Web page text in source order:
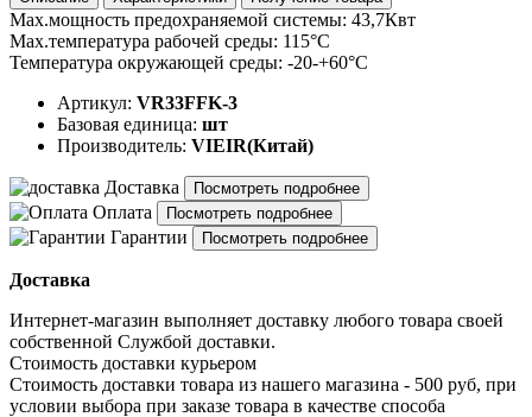
Мах.мощность предохраняемой системы: 43,7Квт
Мах.температура рабочей среды: 115°C
Температура окружающей среды: -20-+60°С
Артикул: VR33FFK-3
Базовая единица: шт
Производитель: VIEIR(Китай)
Доставка Посмотреть подробнее
Оплата Посмотреть подробнее
Гарантии Посмотреть подробнее
Доставка
Интернет-магазин выполняет доставку любого товара своей
собственной Службой доставки.
Стоимость доставки курьером
Стоимость доставки товара из нашего магазина - 500 руб, при
условии выбора при заказе товара в качестве способа